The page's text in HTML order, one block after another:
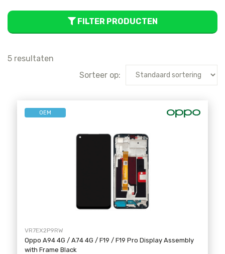
FILTER PRODUCTEN
5 resultaten
Sorteer op:
OEM
VR7EX2P9RW
Oppo A94 4G / A74 4G / F19 / F19 Pro Display Assembly
with Frame Black